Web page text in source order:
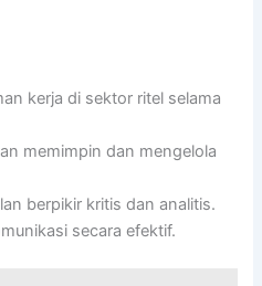
kerja di sektor ritel selama
memimpin dan mengelola
berpikir kritis dan analitis.
secara efektif.